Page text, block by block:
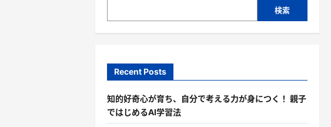
検索
Recent Posts
知的好奇心が育ち、自分で考える力が身につく！ 親子
ではじめるAI学習法